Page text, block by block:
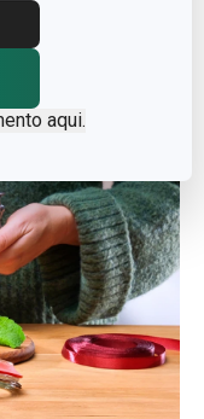
aqui.
pesto, podem ser
frutos secos ou